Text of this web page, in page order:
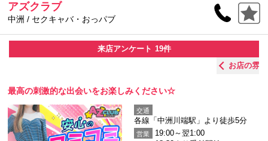
アズクラブ
中洲 / セクキャバ・おっパブ
来店アンケート 19件
最高の刺激的な出会いをお楽しみください☆
交通
各線「中洲川端駅」より徒歩5分
営業
19:00～翌1:00